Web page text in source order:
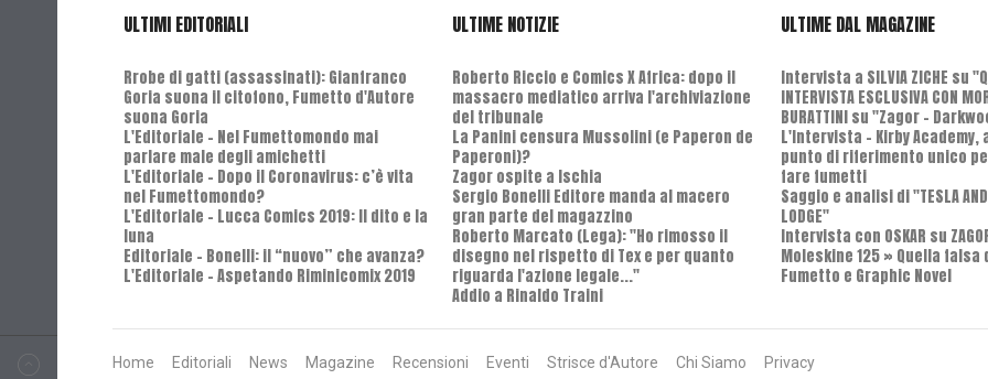
ULTIMI EDITORIALI
Rrobe di gatti (assassinati): Gianfranco
Goria suona il citofono, Fumetto d'Autore
suona Goria
L'Editoriale - Nel Fumettomondo mai
parlare male degli amichetti
L'Editoriale - Dopo il Coronavirus: c’è vita
nel Fumettomondo?
L'Editoriale - Lucca Comics 2019: Il dito e la
luna
Editoriale - Bonelli: il “nuovo” che avanza?
L'Editoriale - Aspetando Riminicomix 2019
ULTIME NOTIZIE
Roberto Riccio e Comics X Africa: dopo il
massacro mediatico arriva l'archiviazione
del tribunale
La Panini censura Mussolini (e Paperon de
Paperoni)?
Zagor ospite a Ischia
Sergio Bonelli Editore manda al macero
gran parte del magazzino
Roberto Marcato (Lega): "Ho rimosso il
disegno nel rispetto di Tex e per quanto
riguarda l'azione legale..."
Addio a Rinaldo Traini
ULTIME DAL MAGAZINE
Intervista a SILVIA ZICHE su
INTERVISTA ESCLUSIVA CON
BURATTINI su "Zagor -
L'Intervista - Kirby Academy,
punto di riferimento unico
fare fumetti
Saggio e analisi di "TESLA AND
LODGE"
Intervista con OSKAR su
Moleskine 125 » Quella
Fumetto e Graphic Novel
Home Editoriali News Magazine Recensioni Eventi Strisce d'Autore Chi Siamo Privacy